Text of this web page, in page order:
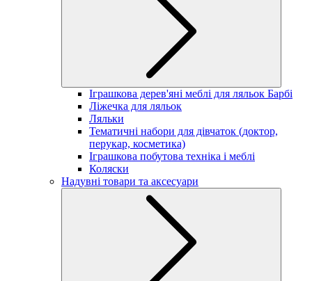
Іграшкова дерев'яні меблі для ляльок Барбі
Ліжечка для ляльок
Ляльки
Тематичні набори для дівчаток (доктор,
перукар, косметика)
Іграшкова побутова техніка і меблі
Коляски
Надувні товари та аксесуари